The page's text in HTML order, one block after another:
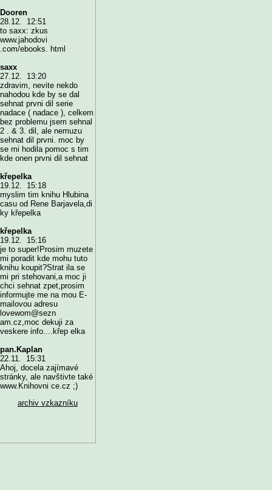
Dooren
28.12. 12:51
to saxx: zkus
www.jahodovi
.com/ebooks. html
saxx
27.12. 13:20
zdravim, nevite nekdo
nahodou kde by se dal
sehnat prvni dil serie
nadace ( nadace ), celkem
bez problemu jsem sehnal
2 . & 3. dil, ale nemuzu
sehnat dil prvni. moc by
se mi hodila pomoc s tim
kde onen prvni dil sehnat
křepelka
19.12. 15:18
myslim tim knihu Hlubina
casu od Rene Barjavela,di
ky křepelka
křepelka
19.12. 15:16
je to super!Prosim muzete
mi poradit kde mohu tuto
knihu koupit?Strat ila se
mi pri stehovani,a moc ji
chci sehnat zpet,prosim
informujte me na mou E-
mailovou adresu
lovewom@sezn
am.cz,moc dekuji za
veskere info....křep elka
pan.Kaplan
22.11. 15:31
Ahoj, docela zajímavé
stránky, ale navštivte také
www.Knihovni ce.cz ;)
archiv vzkazníku